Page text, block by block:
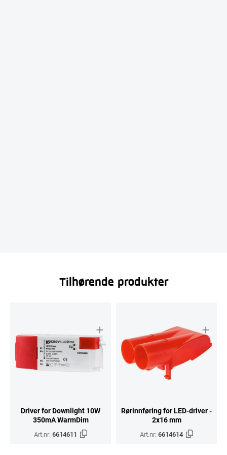
Tilhørende produkter
Driver for Downlight 10W
350mA WarmDim
Art.nr:6614611
Rørinnføring for LED-driver -
2x16 mm
Art.nr:6614614